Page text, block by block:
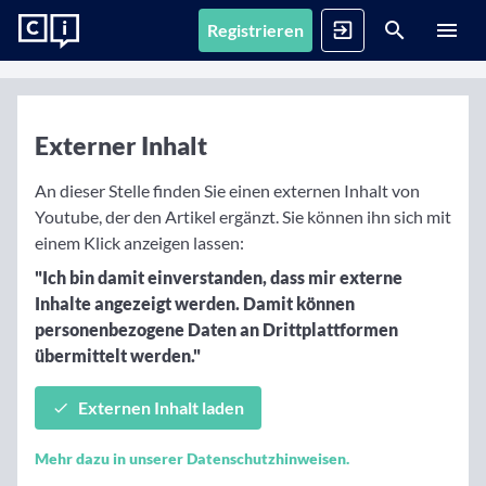
Alle Inhalte
Artikel, Podcasts und Videos, die Sie sich gemerkt haben
Videos
Interviews, Marktanalysen und Updates aus der
Community
Podcasts
Audiobeiträge mit spannenden Gästen aus Finanzwelt
Fonds
1. Fonds finden
Fondssuche
Nutzen Sie die Filter, um aus über 35.000 Fonds die
passenden zu finden
Lassen Sie sich die besten Fonds aus über 200
Die besten Fonds
Firmenprofile
Fondsgesellschaften
Informationen, Beiträge und Produkte unserer Partner-
Fondsgesellschaften
Vermögensverwalter
Informationen, Beiträge und Produkte/Strategien
unserer Partner-Vermögensverwalter
Events
anstehenden Online- und Präsenzveranstaltungen
Vergangene Webinare
Finanzberatung
Registrieren
Registrieren
Externer Inhalt
An dieser Stelle finden Sie einen externen Inhalt von
Youtube, der den Artikel ergänzt. Sie können ihn sich mit
einem Klick anzeigen lassen:
"Ich bin damit einverstanden, dass mir externe
Inhalte angezeigt werden. Damit können
personenbezogene Daten an Drittplattformen
übermittelt werden."
Externen Inhalt laden
Mehr dazu in unserer Datenschutzhinweisen.